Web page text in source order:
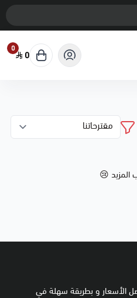
0
0
المزيد 😢
الأسعار و بطريقة سهلة في